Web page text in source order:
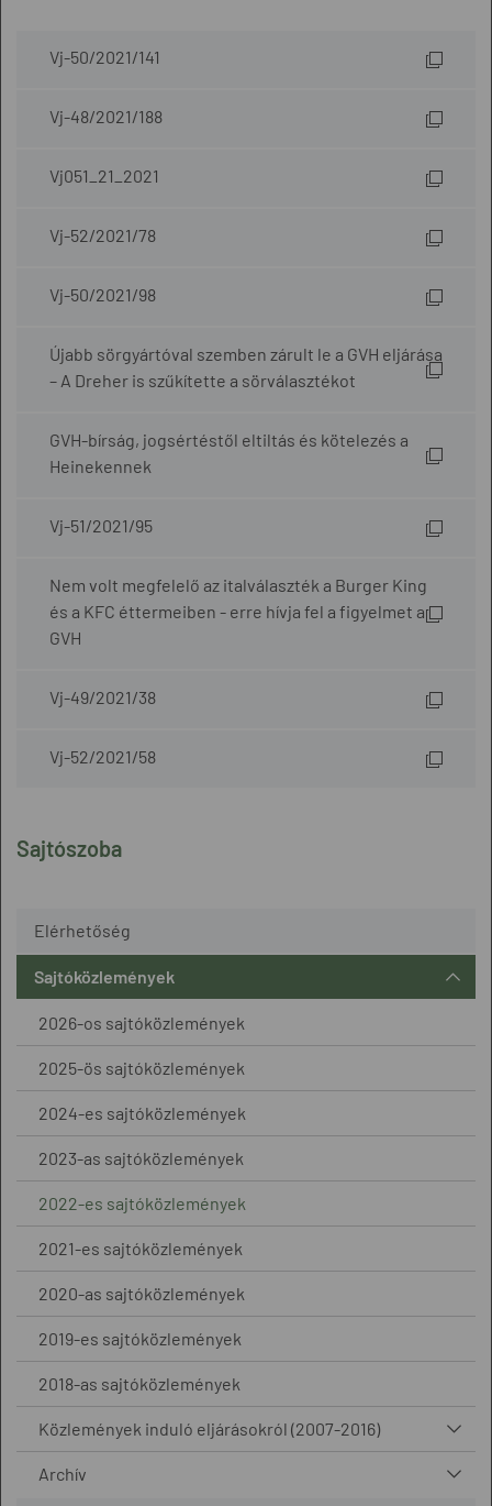
Sajtószoba
Elérhetőség
Sajtóközlemények
2026-os sajtóközlemények
2025-ös sajtóközlemények
2024-es sajtóközlemények
2023-as sajtóközlemények
2022-es sajtóközlemények
2021-es sajtóközlemények
2020-as sajtóközlemények
2019-es sajtóközlemények
2018-as sajtóközlemények
Közlemények induló eljárásokról (2007-2016)
Archív
Vj-50/2021/141
Vj-48/2021/188
Vj051_21_2021
Vj-52/2021/78
Vj-50/2021/98
Újabb sörgyártóval szemben zárult le a GVH eljárása
– A Dreher is szűkítette a sörválasztékot
GVH-bírság, jogsértéstől eltiltás és kötelezés a
Heinekennek
Vj-51/2021/95
Nem volt megfelelő az italválaszték a Burger King
és a KFC éttermeiben - erre hívja fel a figyelmet a
GVH
Vj-49/2021/38
Vj-52/2021/58